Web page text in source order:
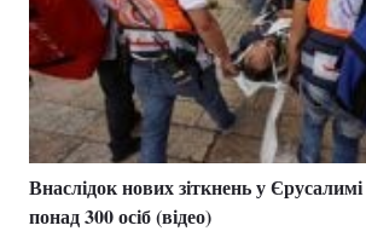
Внаслідок нових зіткнень у
понад 300 осіб (відео)